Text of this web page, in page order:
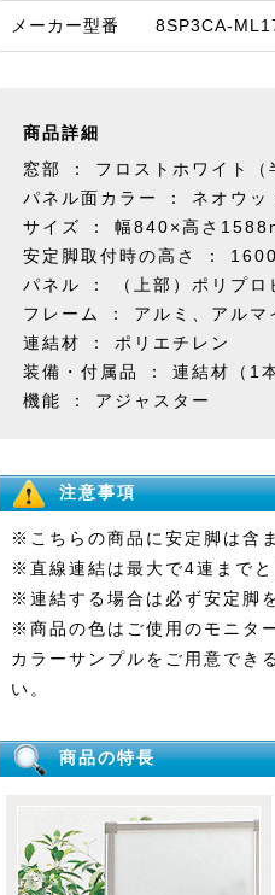
メーカー型番 8SP3CA-
商品詳細
窓部 ： フロストホワイト（
パネル面カラー ： ネオウッ
サイズ ： 幅840×高さ
安定脚取付時の高さ ：
パネル ： （上部）ポリプロ
フレーム ： アルミ、アルマ
連結材 ： ポリエチレン
装備・付属品 ： 連結材（1本
機能 ： アジャスター
注意事項
※こちらの商品に安定脚は含
※直線連結は最大で4連までと
※連結する場合は必ず安定脚
※商品の色はご使用のモニタ
カラーサンプルをご用意でき
い。
商品の特長